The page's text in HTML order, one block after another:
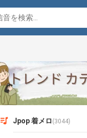
Jpop 着メロ (3044)